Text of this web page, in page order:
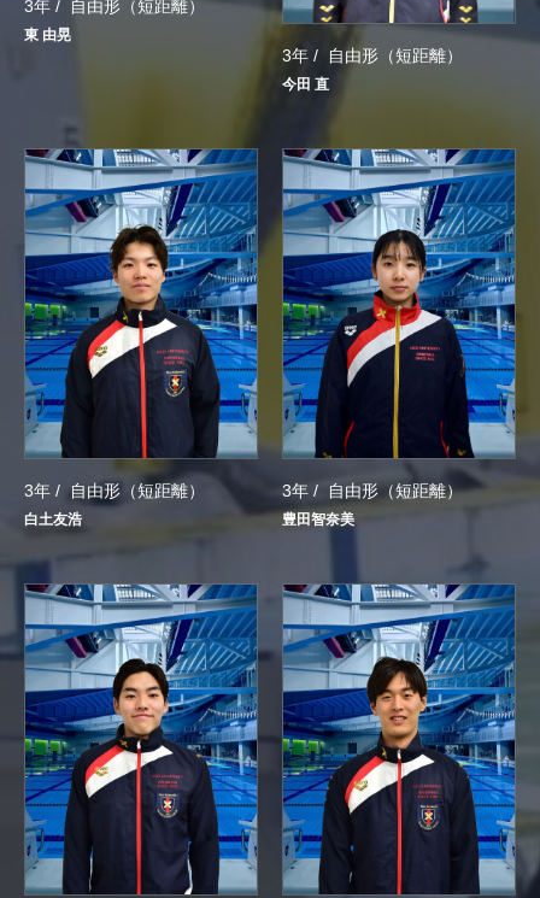
3年 / 自由形（短距離）
東 由晃
3年 / 自由形（短距離）
今田 直
3年 / 自由形（短距離）
白土友浩
3年 / 自由形（短距離）
豊田智奈美